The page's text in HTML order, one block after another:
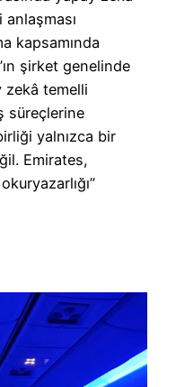
kapsamında
şirket genelinde
zekâ temelli
süreçlerine
yalnızca bir
Emirates,